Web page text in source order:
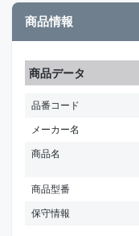
商品情報
商品データ
品番コード
メーカー名
商品名
商品型番
保守情報